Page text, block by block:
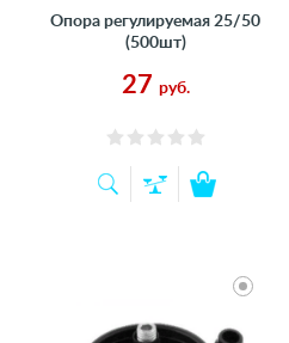
Опора регулируемая 25/50
(500шт)
27 руб.